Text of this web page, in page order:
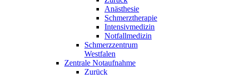
Anästhesie
Schmerztherapie
Intensivmedizin
Notfallmedizin
Schmerzzentrum
Westfalen
Zentrale Notaufnahme
Zurück